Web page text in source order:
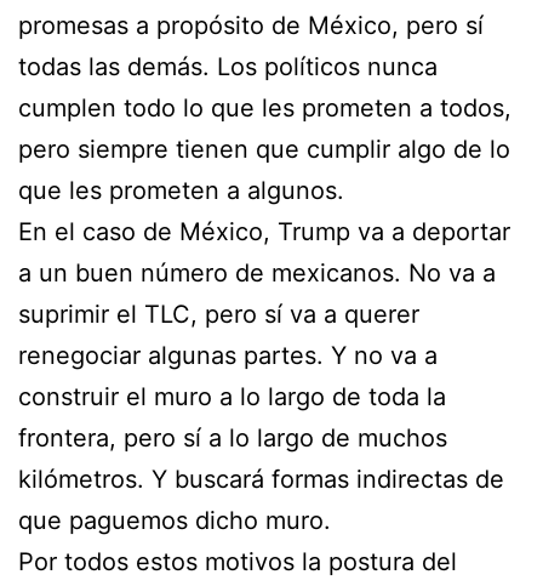
promesas a propósito de México, pero sí
todas las demás. Los políticos nunca
cumplen todo lo que les prometen a todos,
pero siempre tienen que cumplir algo de lo
que les prometen a algunos.
En el caso de México, Trump va a deportar
a un buen número de mexicanos. No va a
suprimir el TLC, pero sí va a querer
renegociar algunas partes. Y no va a
construir el muro a lo largo de toda la
frontera, pero sí a lo largo de muchos
kilómetros. Y buscará formas indirectas de
que paguemos dicho muro.
Por todos estos motivos la postura del